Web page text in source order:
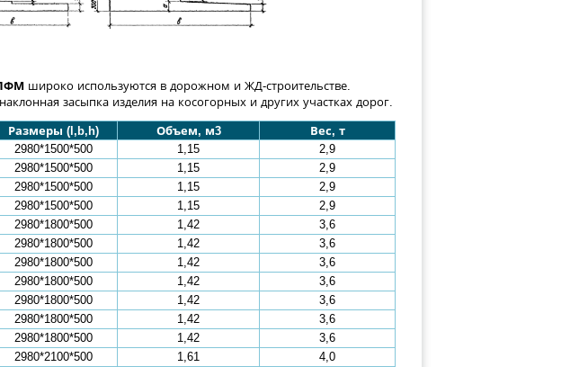
широко используются в дорожном и ЖД-строительстве.
засыпка изделия на косогорных и других участках дорог.
Размеры (l,b,h) Объем, м3
Вес, т
2980*1500*500 1,15
2,9
2980*1500*500 1,15
2,9
2980*1500*500 1,15
2,9
2980*1500*500 1,15
2,9
2980*1800*500 1,42
3,6
2980*1800*500 1,42
3,6
2980*1800*500 1,42
3,6
2980*1800*500 1,42
3,6
2980*1800*500 1,42
3,6
2980*1800*500 1,42
3,6
2980*1800*500 1,42
3,6
2980*2100*500 1,61
4,0